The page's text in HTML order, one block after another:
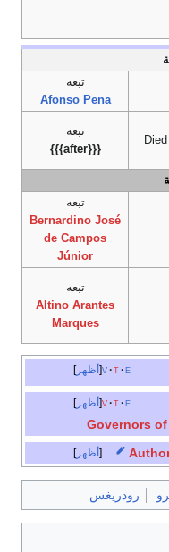
تبعه
Afonso Pena
تبعه
{{{after}}}
تبعه
Bernardino José
de Campos
Júnior
تبعه
Altino Arantes
Marques
أظهر v t e
أظهر v t e
Governors of
أظهر
رودريغس